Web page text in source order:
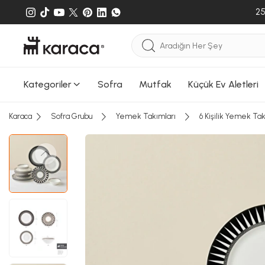
Kategoriler Sofra Mutfak Küçük Ev Aletleri
Sepete
Karaca Sofra Grubu Yemek Takımları 6 Kişilik Yemek